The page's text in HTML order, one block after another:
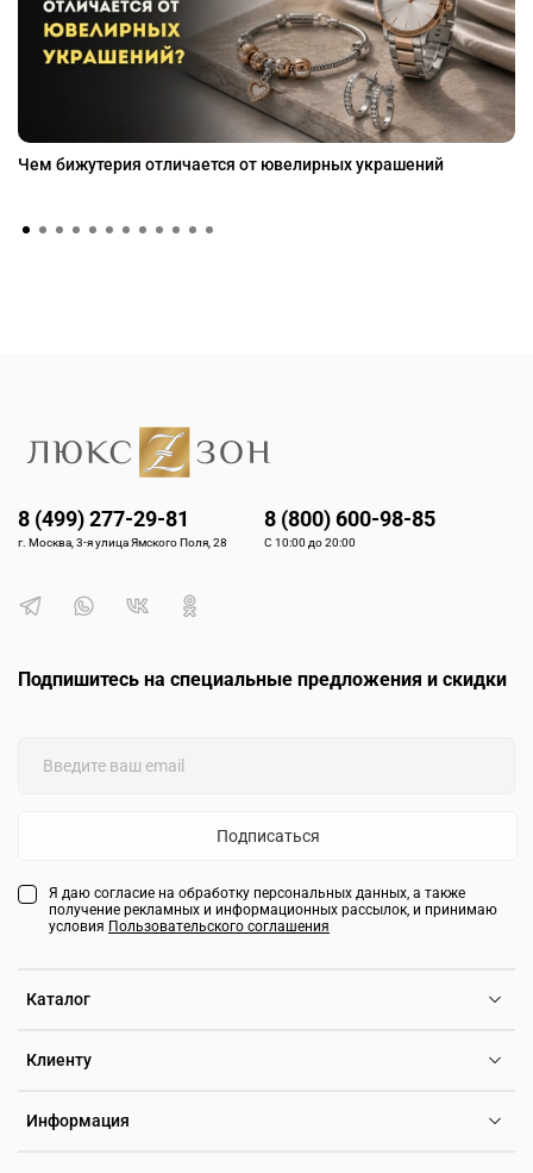
Чем бижутерия отличается от ювелирных украшений
Каталог
Клиенту
Информация
Подпишитесь на специальные предложения и скидки
Подписаться
Я даю согласие на обработку персональных данных, а также
получение рекламных и информационных рассылок, и принимаю
условия Пользовательского соглашения
8 (499) 277-29-81
г. Москва, 3-я улица Ямского Поля, 28
8 (800) 600-98-85
С 10:00 до 20:00